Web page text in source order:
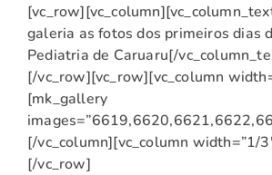
galeria as fotos dos primeiros dias
Pediatria de Caruaru[/
[/vc_row][vc_row][vc_column
[mk_gallery
[/vc_column][vc_column width=”1/
[/vc_row]